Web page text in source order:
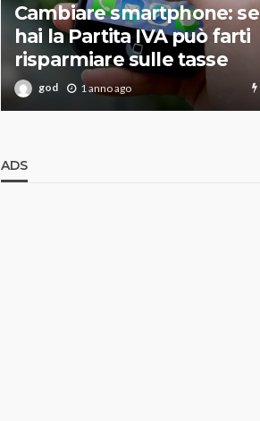
Cambiare smartphone: se
hai la Partita IVA può farti
risparmiare sulle tasse
god 1 anno ago
ADS